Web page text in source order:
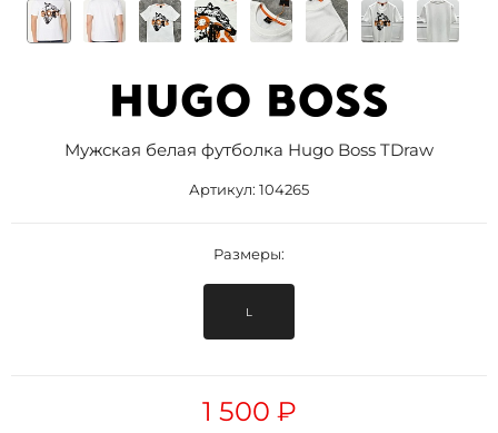
Мужская белая футболка Hugo Boss TDraw
Артикул: 104265
Размеры:
L
1 500 ₽